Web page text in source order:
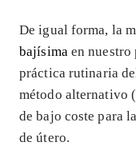
De igual forma, la
bajísima en nuestro
práctica rutinaria
método alternativo
de bajo coste para
de útero.